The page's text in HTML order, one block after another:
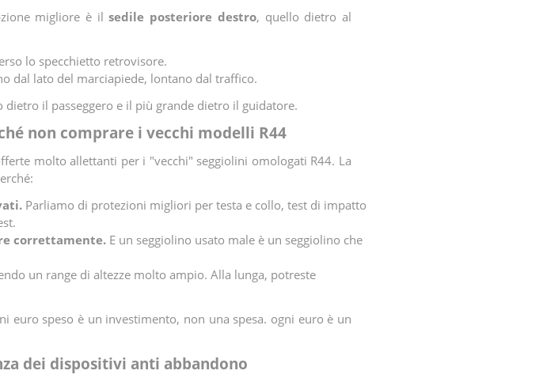
migliore è ilsedile posteriore destro, quello dietro al
lo specchietto retrovisore.
dal lato del marciapiede, lontano dal traffico.
il passeggero e il più grande dietro il guidatore.
non comprare i vecchi modelli R44
molto allettanti per i "vecchi" seggiolini omologati R44. La
Parliamo di protezioni migliori per testa e collo, test di impatto
correttamente. E un seggiolino usato male è un seggiolino che
un range di altezze molto ampio. Alla lunga, potreste
euro speso è un investimento, non una spesa. ogni euro è un
dei dispositivi anti abbandono